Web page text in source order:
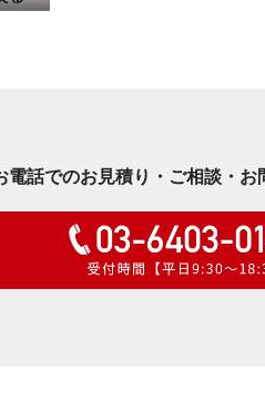
電話でのお見積り・ご相談・お